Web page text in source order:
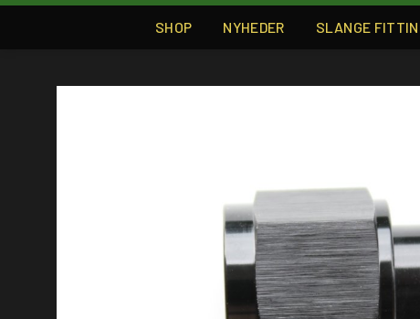
SHOP NYHEDER SLANGE